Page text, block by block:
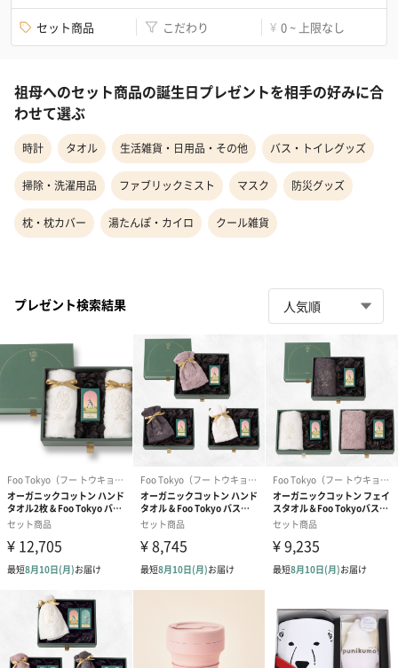
セット商品 こだわり ¥ 0 ~ 上限なし
祖母へのセット商品の誕生日プレゼントを相手の好みに合
わせて選ぶ
時計 タオル 生活雑貨・日用品・その他 バス・トイレグッズ
掃除・洗濯用品 ファブリックミスト マスク 防災グッズ
枕・枕カバー 湯たんぽ・カイロ クール雑貨
プレゼント検索結果